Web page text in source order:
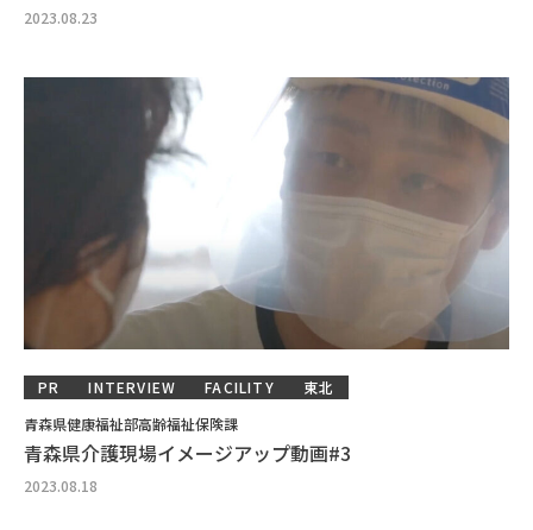
2023.08.23
PR INTERVIEW FACILITY
東北
青森県健康福祉部高齢福祉保険課
青森県介護現場イメージアップ動画#3
2023.08.18